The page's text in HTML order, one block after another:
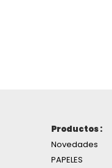
Productos :
Novedades
PAPELES